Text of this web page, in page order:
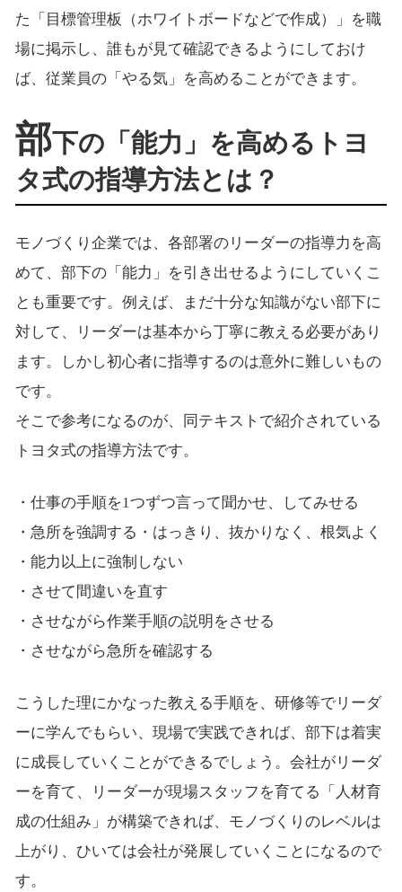
た「目標管理板（ホワイトボードなどで作成）」を職
場に掲示し、誰もが見て確認できるようにしておけ
ば、従業員の「やる気」を高めることができます。
部下の「能力」を高めるトヨ
タ式の指導方法とは？
モノづくり企業では、各部署のリーダーの指導力を高
めて、部下の「能力」を引き出せるようにしていくこ
とも重要です。例えば、まだ十分な知識がない部下に
対して、リーダーは基本から丁寧に教える必要があり
ます。しかし初心者に指導するのは意外に難しいもの
です。
そこで参考になるのが、同テキストで紹介されている
トヨタ式の指導方法です。
・仕事の手順を1つずつ言って聞かせ、してみせる
・急所を強調する・はっきり、抜かりなく、根気よく
・能力以上に強制しない
・させて間違いを直す
・させながら作業手順の説明をさせる
・させながら急所を確認する
こうした理にかなった教える手順を、研修等でリーダ
ーに学んでもらい、現場で実践できれば、部下は着実
に成長していくことができるでしょう。会社がリーダ
ーを育て、リーダーが現場スタッフを育てる「人材育
成の仕組み」が構築できれば、モノづくりのレベルは
上がり、ひいては会社が発展していくことになるので
す。